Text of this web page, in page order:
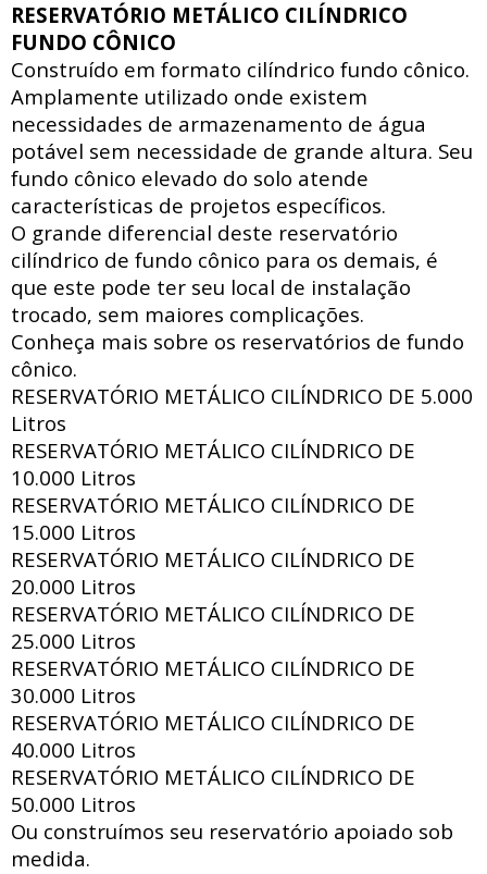
RESERVATÓRIO METÁLICO CILÍNDRICO
FUNDO CÔNICO
Construído em formato cilíndrico fundo cônico.
Amplamente utilizado onde existem
necessidades de armazenamento de água
potável sem necessidade de grande altura. Seu
fundo cônico elevado do solo atende
características de projetos específicos.
O grande diferencial deste reservatório
cilíndrico de fundo cônico para os demais, é
que este pode ter seu local de instalação
trocado, sem maiores complicações.
Conheça mais sobre os reservatórios de fundo
cônico.
RESERVATÓRIO METÁLICO CILÍNDRICO DE 5.000
Litros
RESERVATÓRIO METÁLICO CILÍNDRICO DE
10.000 Litros
RESERVATÓRIO METÁLICO CILÍNDRICO DE
15.000 Litros
RESERVATÓRIO METÁLICO CILÍNDRICO DE
20.000 Litros
RESERVATÓRIO METÁLICO CILÍNDRICO DE
25.000 Litros
RESERVATÓRIO METÁLICO CILÍNDRICO DE
30.000 Litros
RESERVATÓRIO METÁLICO CILÍNDRICO DE
40.000 Litros
RESERVATÓRIO METÁLICO CILÍNDRICO DE
50.000 Litros
Ou construímos seu reservatório apoiado sob
medida.